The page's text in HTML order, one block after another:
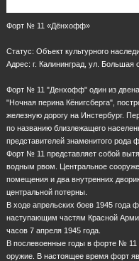
Форт № 11 «Дёнхофф»
Статус: Объект культурного
Адрес: г. Калининград, ул. Большая
Форт № 11 "Денхофф" один из
"Ночная перина Кёнигсберга",
железную дорогу на Инстербург.
по названию близлежащего
представителей знаменитого рода
Форт № 11 представляет собой
водным рвом. Центральное
помещения и два внутренних
центральной потерны.
В ходе апрельских боев 1945
наступающим частям Красной
часов 7 апреля 1945 года.
В послевоенные годы в форте № 11
оружие. В настоящее время форт